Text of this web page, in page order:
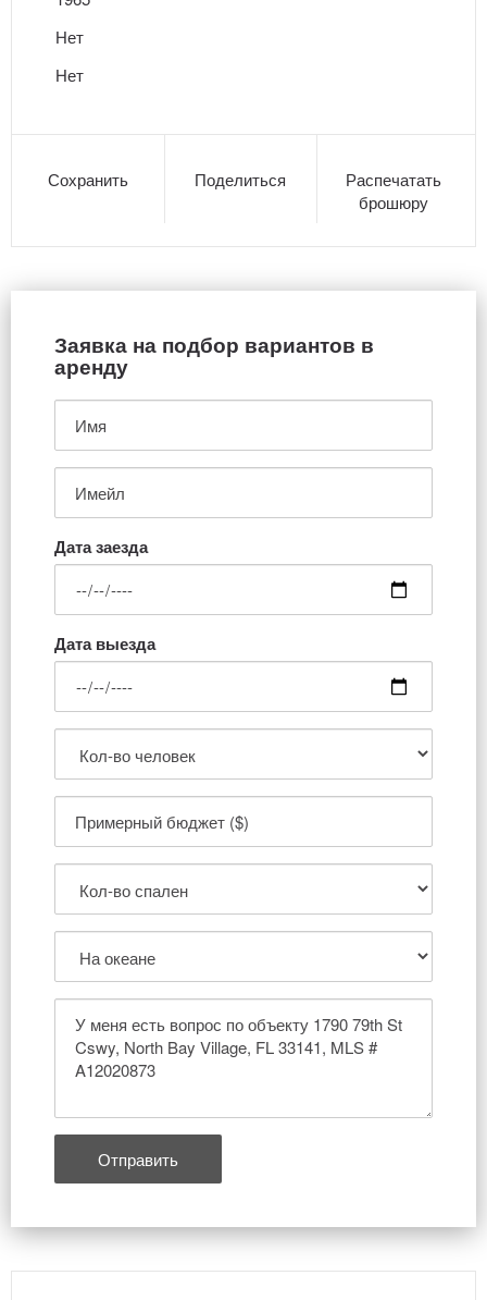
Нет
Нет
Сохранить Поделиться
Распечатать
брошюру
Заявка на подбор вариантов в
аренду
Дата заезда
Дата выезда